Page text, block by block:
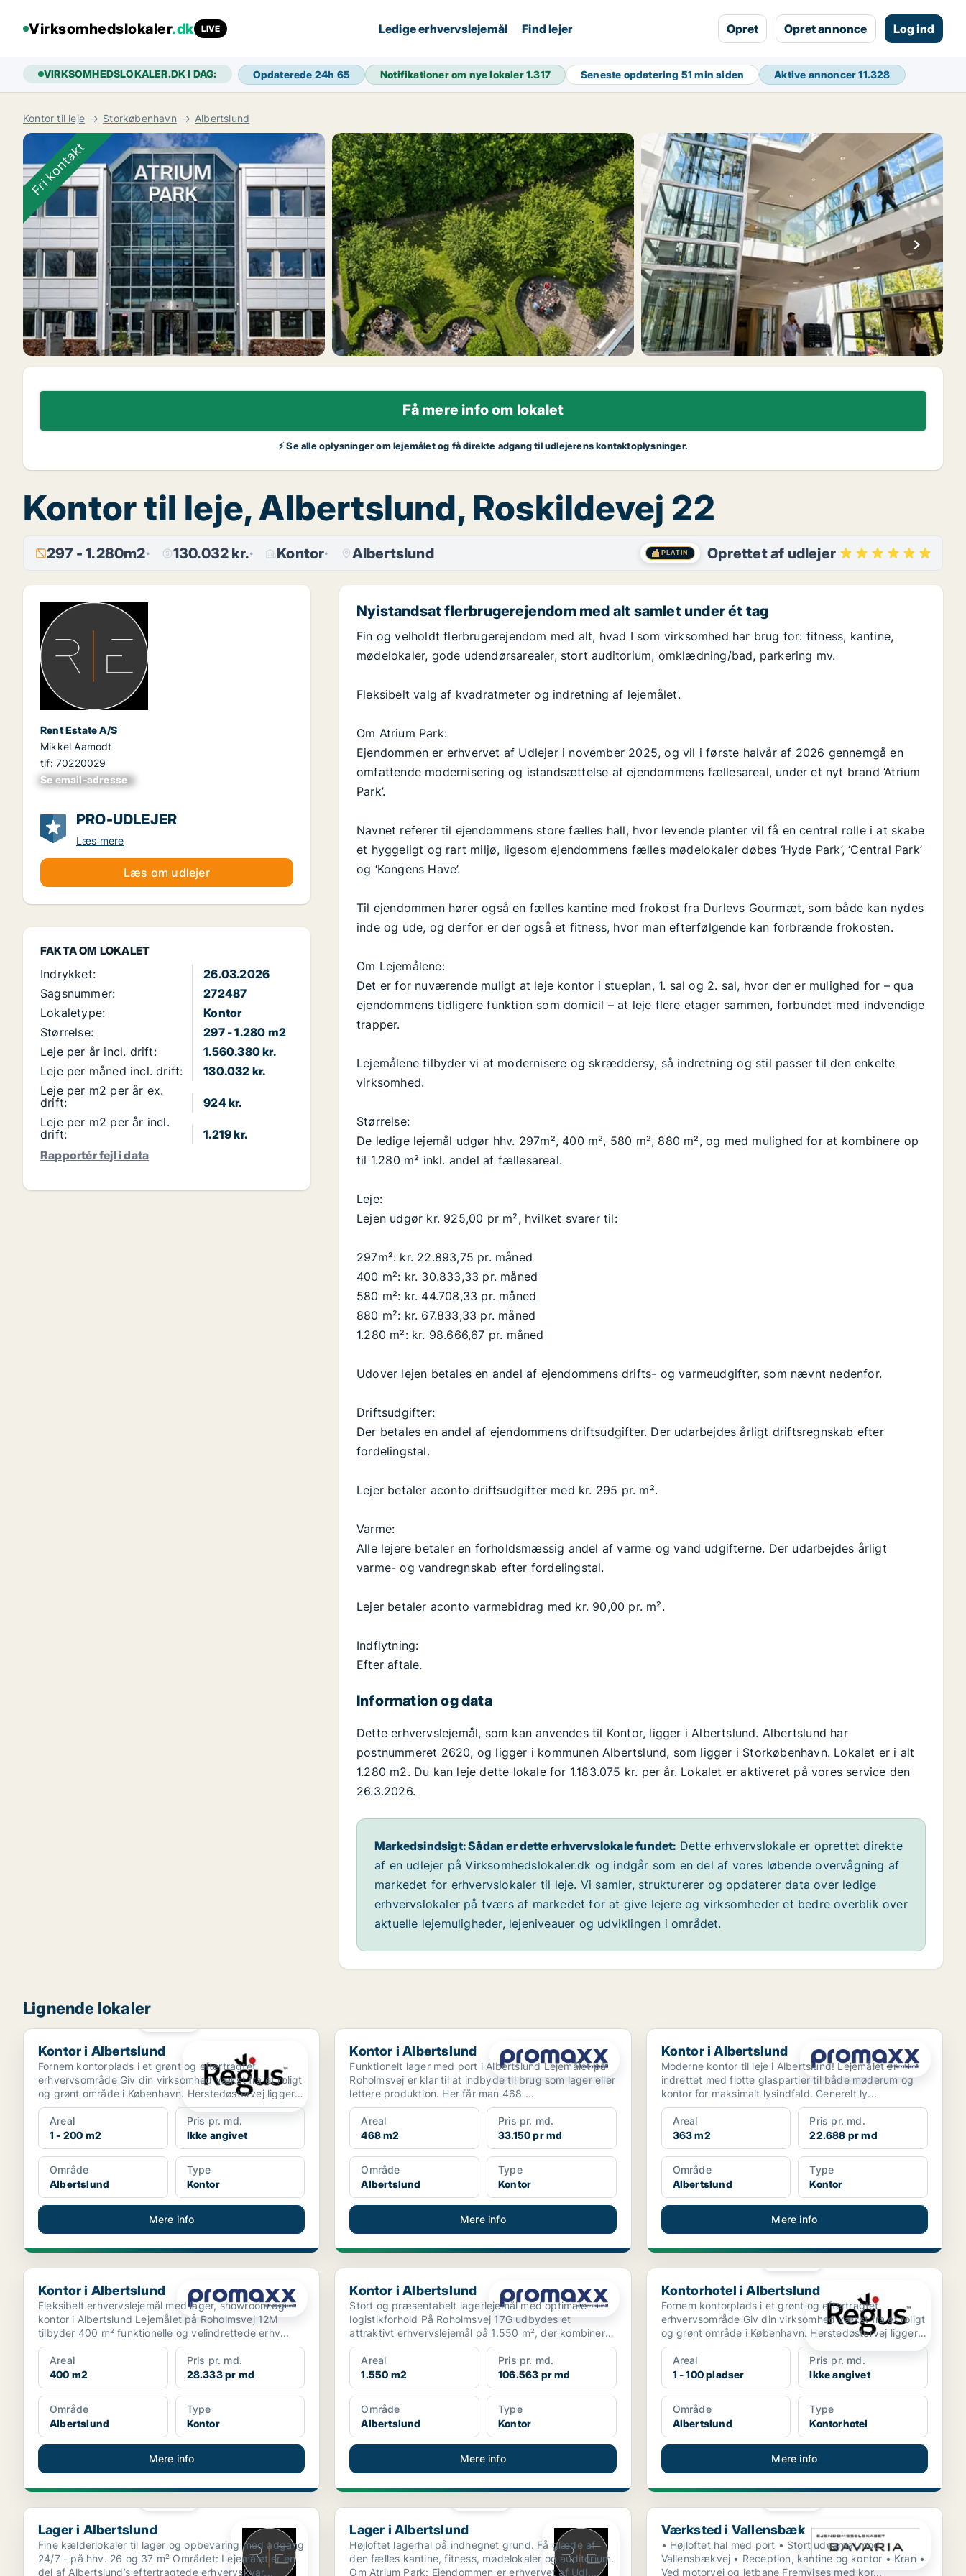
Virksomhedslokaler.dk LIVE Ledige erhvervslejemål Find lejer Opret Opret annonce Log ind
VIRKSOMHEDSLOKALER.DK I DAG: Opdaterede 24h 65 Notifikationer om nye lokaler1.317 Seneste opdatering 51 min siden Aktive annoncer11.328
Kontor til leje Storkøbenhavn Albertslund
Fri kontakt
Få mere info om lokalet
⚡ Se alle oplysninger om lejemålet og få direkte adgang til udlejerens kontaktoplysninger.
Kontor til leje, Albertslund, Roskildevej 22
297 - 1.280m2 130.032 kr. Kontor Albertslund PLATIN Oprettet af udlejer
Rent Estate A/S
Mikkel Aamodt
tlf: 70220029
Se email-adresse
xxxxxxxxxxxxxxxx
PRO-UDLEJER
Læs mere
Læs om udlejer
FAKTA OM LOKALET
Indrykket:
26.03.2026
Sagsnummer:
272487
Lokaletype:
Kontor
Størrelse:
297 - 1.280 m2
Leje per år incl. drift:
1.560.380 kr.
Leje per måned incl. drift:
130.032 kr.
Leje per m2 per år ex.
drift:
924 kr.
Leje per m2 per år incl.
drift:
1.219 kr.
Rapportér fejl i data
Nyistandsat flerbrugerejendom med alt samlet under ét tag
Fin og velholdt flerbrugerejendom med alt, hvad I som virksomhed har brug for: fitness, kantine,
mødelokaler, gode udendørsarealer, stort auditorium, omklædning/bad, parkering mv.
Fleksibelt valg af kvadratmeter og indretning af lejemålet.
Om Atrium Park:
Ejendommen er erhvervet af Udlejer i november 2025, og vil i første halvår af 2026 gennemgå en
omfattende modernisering og istandsættelse af ejendommens fællesareal, under et nyt brand ‘Atrium
Park’.
Navnet referer til ejendommens store fælles hall, hvor levende planter vil få en central rolle i at skabe
et hyggeligt og rart miljø, ligesom ejendommens fælles mødelokaler døbes ‘Hyde Park’, ‘Central Park’
og ‘Kongens Have’.
Til ejendommen hører også en fælles kantine med frokost fra Durlevs Gourmæt, som både kan nydes
inde og ude, og derfor er der også et fitness, hvor man efterfølgende kan forbrænde frokosten.
Om Lejemålene:
Det er for nuværende muligt at leje kontor i stueplan, 1. sal og 2. sal, hvor der er mulighed for – qua
ejendommens tidligere funktion som domicil – at leje flere etager sammen, forbundet med indvendige
trapper.
Lejemålene tilbyder vi at modernisere og skræddersy, så indretning og stil passer til den enkelte
virksomhed.
Størrelse:
De ledige lejemål udgør hhv. 297m², 400 m², 580 m², 880 m², og med mulighed for at kombinere op
til 1.280 m² inkl. andel af fællesareal.
Leje:
Lejen udgør kr. 925,00 pr m², hvilket svarer til:
297m²: kr. 22.893,75 pr. måned
400 m²: kr. 30.833,33 pr. måned
580 m²: kr. 44.708,33 pr. måned
880 m²: kr. 67.833,33 pr. måned
1.280 m²: kr. 98.666,67 pr. måned
Udover lejen betales en andel af ejendommens drifts- og varmeudgifter, som nævnt nedenfor.
Driftsudgifter:
Der betales en andel af ejendommens driftsudgifter. Der udarbejdes årligt driftsregnskab efter
fordelingstal.
Lejer betaler aconto driftsudgifter med kr. 295 pr. m².
Varme:
Alle lejere betaler en forholdsmæssig andel af varme og vand udgifterne. Der udarbejdes årligt
varme- og vandregnskab efter fordelingstal.
Lejer betaler aconto varmebidrag med kr. 90,00 pr. m².
Indflytning:
Efter aftale.
Information og data
Dette erhvervslejemål, som kan anvendes til Kontor, ligger i Albertslund. Albertslund har
postnummeret 2620, og ligger i kommunen Albertslund, som ligger i Storkøbenhavn. Lokalet er i alt
1.280 m2. Du kan leje dette lokale for 1.183.075 kr. per år. Lokalet er aktiveret på vores service den
26.3.2026.
Markedsindsigt: Sådan er dette erhvervslokale fundet: Dette erhvervslokale er oprettet direkte
af en udlejer på Virksomhedslokaler.dk og indgår som en del af vores løbende overvågning af
markedet for erhvervslokaler til leje. Vi samler, strukturerer og opdaterer data over ledige
erhvervslokaler på tværs af markedet for at give lejere og virksomheder et bedre overblik over
aktuelle lejemuligheder, lejeniveauer og udviklingen i området.
Lignende lokaler
Kontor i Albertslund
Kontor i Albertslund
Fornem kontorplads i et grønt og eftertragtet
erhvervsområde Giv din virksomhed vækst fra et roligt
og grønt område i København. Herstedøstervej ligger
på e...
Areal
1 - 200 m2
Pris pr. md.
Ikke angivet
Område
Albertslund
Type
Kontor
Mere info
Kontor i Albertslund
Kontor i Albertslund
Funktionelt lager med port i Albertslund Lejemålet på
Roholmsvej er klar til at indbyde til brug som lager eller
lettere produktion. Her får man 468 ...
Areal
468 m2
Pris pr. md.
33.150 pr md
Område
Albertslund
Type
Kontor
Mere info
Kontor i Albertslund
Kontor i Albertslund
Moderne kontor til leje i Albertslund! Lejemålet er
indrettet med flotte glaspartier til både møderum og
kontor for maksimalt lysindfald. Generelt ly...
Areal
363 m2
Pris pr. md.
22.688 pr md
Område
Albertslund
Type
Kontor
Mere info
Kontor i Albertslund
Kontor i Albertslund
Fleksibelt erhvervslejemål med lager, showroom og
kontor i Albertslund Lejemålet på Roholmsvej 12M
tilbyder 400 m² funktionelle og velindrettede erhv...
Areal
400 m2
Pris pr. md.
28.333 pr md
Område
Albertslund
Type
Kontor
Mere info
Kontor i Albertslund
Kontor i Albertslund
Stort og præsentabelt lagerlejemål med optimale
logistikforhold På Roholmsvej 17G udbydes et
attraktivt erhvervslejemål på 1.550 m², der kombinerer
r...
Areal
1.550 m2
Pris pr. md.
106.563 pr md
Område
Albertslund
Type
Kontor
Mere info
Kontorhotel i Albertslund
Kontorhotel i Albertslund
Fornem kontorplads i et grønt og eftertragtet
erhvervsområde Giv din virksomhed vækst fra et roligt
og grønt område i København. Herstedøstervej ligger
på e...
Areal
1 - 100 pladser
Pris pr. md.
Ikke angivet
Område
Albertslund
Type
Kontorhotel
Mere info
Lager i Albertslund
Lager i Albertslund
Fine kælderlokaler til lager og opbevaring med adgang
24/7 - på hhv. 26 og 37 m² Området: Lejemålet er en
del af Albertslund’s eftertragtede erhvervskvar...
Lager i Albertslund
Lager i Albertslund
Højloftet lagerhal på indhegnet grund. Få glæde af
den fælles kantine, fitness, mødelokaler og auditorium.
Om Atrium Park: Ejendommen er erhvervet af Udl...
Værksted i Vallensbæk
Værksted i Vallensbæk
• Højloftet hal med port • Stort udeareal mod
Vallensbækvej • Reception, kantine og kontor • Kran •
Ved motorvej og letbane Fremvises med kor...